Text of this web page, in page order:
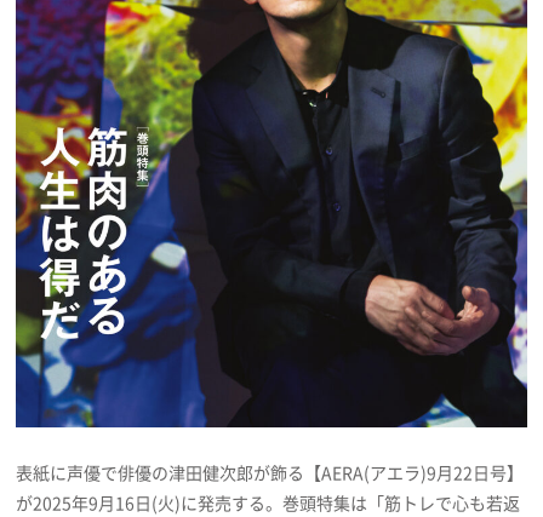
Emoメン
ランキング
Emo!miuとは？
免責事項
プライバシーポリシー
利用規約
お問い合わせ
表紙に声優で俳優の津田健次郎が飾る【AERA(アエラ)9月22日号】
が2025年9月16日(火)に発売する。巻頭特集は「筋トレで心も若返